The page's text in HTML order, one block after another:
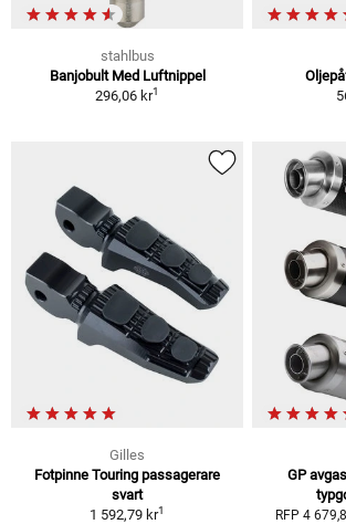
stahlbus
Banjobult Med Luftnippel
296,06 kr1
Gilles
Fotpinne Touring passagerare
svart
1 592,79 kr1
GP
RFP 4